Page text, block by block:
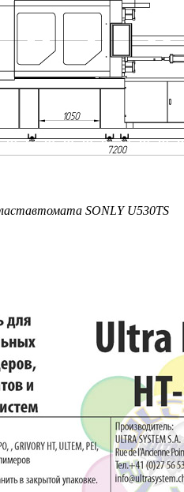
SONLY U530TS